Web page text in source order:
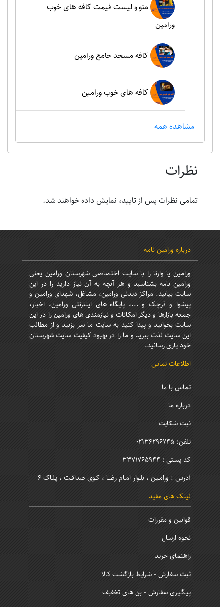
منو و لیست قیمت کافه های خوب
ورامین
کافه مسجد جامع ورامین
کافه های خوب ورامین
مشاهده همه
نظرات
تمامی نظرات پس از تایید، نمایش داده خواهند شد.
درباره ورامین نامه
ورامین یا وارنا را با سایت اختصاصی شهرستان ورامین یعنی
ورامین نامه بشناسید و هر آنچه به آن نیاز دارید را در این
سایت بیابید. مراکز دیدنی ورامین، مشاغل، شهدای ورامین و
پیشوا و قرچک و ...، پایگاه های اینترنتی ورامین، اخبار،
جمعه بازارها و دیگر امکانات و نیازمندی های ورامین را در این
سایت بخوانید و پیدا کنید به سایت ما سر بزنید و از مطالب
این سایت لذت ببرید و ما را در بهبود کیفیت سایت شهرستان
خود یاری رسانید.
اطلاعات تماس
تماس با ما
درباره ما
ثبت شکایت
تلفن: 02136296745
کد پستی : 3371765944
آدرس : ورامـین ، بلـوار امـام رضـا ، کـوی صداقـت ، پـلـاک 6
لینک های مفید
قوانین و مقررات
نحوه ارسال
راهنمای خرید
ثبت سفارش - شرایط بازگشت کالا
پیـگـیری سفارش - بن های تخفیف